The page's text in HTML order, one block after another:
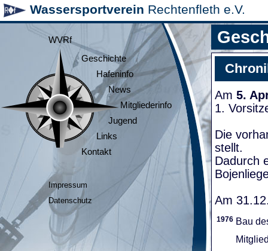
Wassersportverein Rechtenfleth e.V.
WVRf
Geschichte
Hafeninfo
News
Mitgliederinfo
Jugend
Links
Kontakt
Impressum
Datenschutz
Am 5.
1.
Die
stellt.
Dadurch
Am
1976 Bau